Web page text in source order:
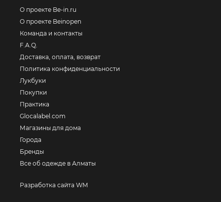
О проекте Be-in.ru
О проекте Beinopen
Команда и контакты
F.A.Q.
Доставка, оплата, возврат
Политика конфиденциальности
Лукбуки
Покупки
Практика
Glocalabel.com
Магазины для дома
Города
Бренды
Все об одежде в Алматы
Разработка сайта WM